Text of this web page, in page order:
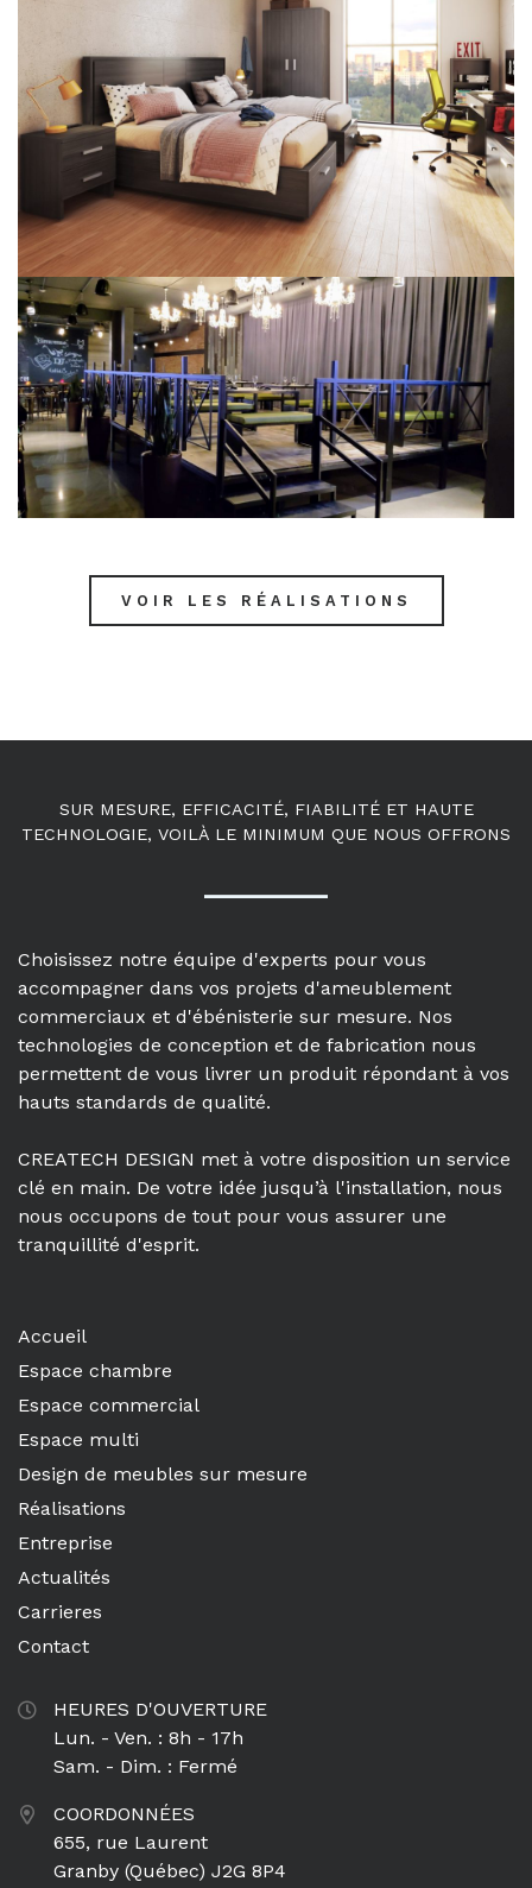
VOIR LES RÉALISATIONS
SUR MESURE, EFFICACITÉ, FIABILITÉ ET HAUTE
TECHNOLOGIE, VOILÀ LE MINIMUM QUE NOUS OFFRONS
Choisissez notre équipe d'experts pour vous
accompagner dans vos projets d'ameublement
commerciaux et d'ébénisterie sur mesure. Nos
technologies de conception et de fabrication nous
permettent de vous livrer un produit répondant à vos
hauts standards de qualité.
CREATECH DESIGN met à votre disposition un service
clé en main. De votre idée jusqu’à l'installation, nous
nous occupons de tout pour vous assurer une
tranquillité d'esprit.
Accueil
Espace chambre
Espace commercial
Espace multi
Design de meubles sur mesure
Réalisations
Entreprise
Actualités
Carrieres
Contact
HEURES D'OUVERTURE
Lun. - Ven. : 8h - 17h
Sam. - Dim. : Fermé
COORDONNÉES
655, rue Laurent
Granby (Québec) J2G 8P4